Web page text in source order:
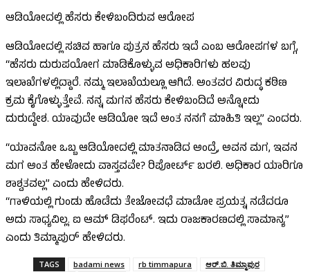
ಆಡಿಯೋದಲ್ಲಿ ಹೆಸರು ಕೇಳಿಬಂದಿರುವ ಆರೋಪ
ಆಡಿಯೋದಲ್ಲಿ ಸಚಿವ ಹಾಗೂ ಪುತ್ರನ ಹೆಸರು ಇದೆ ಎಂಬ ಆರೋಪಗಳ ಬಗ್ಗೆ,
“ಹೆಸರು ದುರುಪಯೋಗ ಮಾಡಿಕೊಳ್ಳುವ ಅಧಿಕಾರಿಗಳು ಹಲವು
ಇಲಾಖೆಗಳಲ್ಲಿದ್ದಾರೆ. ನಮ್ಮ ಇಲಾಖೆಯಲ್ಲೂ ಆಗಿದೆ. ಅಂತವರ ವಿರುದ್ಧ ಕಠಿಣ
ಕ್ರಮ ಕೈಗೊಳ್ಳುತ್ತೇವೆ. ನನ್ನ ಮಗನ ಹೆಸರು ಕೇಳಿಬಂದಿದೆ ಅನ್ನೋದು
ದುರುದ್ದೇಶ. ಯಾವುದೇ ಆಡಿಯೋ ಇದೆ ಅಂತ ನನಗೆ ಮಾಹಿತಿ ಇಲ್ಲ” ಎಂದರು.
“ಯಾವನೋ ಒಬ್ಬ ಆಡಿಯೋದಲ್ಲಿ ಮಾತನಾಡಿದ ಅಂದ್ರೆ, ಅವನ ಮಗ, ಇವನ
ಮಗ ಅಂತ ಹೇಳೋದು ವಾಸ್ತವವೇ? ರಿಪೋರ್ಟ್ ಬರಲಿ. ಅಧಿಕಾರ ಯಾರಿಗೂ
ಶಾಶ್ವತವಲ್ಲ” ಎಂದು ಹೇಳಿದರು.
“ಗಾಳಿಯಲ್ಲಿ ಗುಂಡು ಹೊಡೆದು ತೇಜೋವಧೆ ಮಾಡೋ ಪ್ರಯತ್ನ ನಡೆದರೂ
ಅದು ಸಾಧ್ಯವಿಲ್ಲ. ಐ ಆಮ್ ಡಿಫರೆಂಟ್. ಇದು ರಾಜಕಾರಣದಲ್ಲಿ ಸಾಮಾನ್ಯ”
ಎಂದು ತಿಮ್ಮಾಪುರ್ ಹೇಳಿದರು.
TAGS badami news rb timmapura
ಆರ್.ಬಿ. ತಿಮ್ಮಾಪುರ